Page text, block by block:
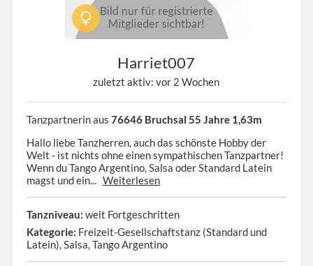
Harriet007
zuletzt aktiv: vor 2 Wochen
Tanzpartnerin aus 76646 Bruchsal 55 Jahre 1,63m
Hallo liebe Tanzherren, auch das schönste Hobby der
Welt - ist nichts ohne einen sympathischen Tanzpartner!
Wenn du Tango Argentino, Salsa oder Standard Latein
magst und ein... Weiterlesen
Tanzniveau: weit Fortgeschritten
Kategorie: Freizeit-Gesellschaftstanz (Standard und
Latein), Salsa, Tango Argentino